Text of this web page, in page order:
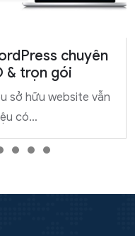
chuyên
& trọn gói
sở hữu website vẫn
có…